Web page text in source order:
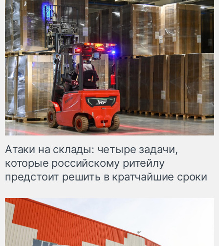
Атаки на склады: четыре задачи,
которые российскому ритейлу
предстоит решить в кратчайшие сроки